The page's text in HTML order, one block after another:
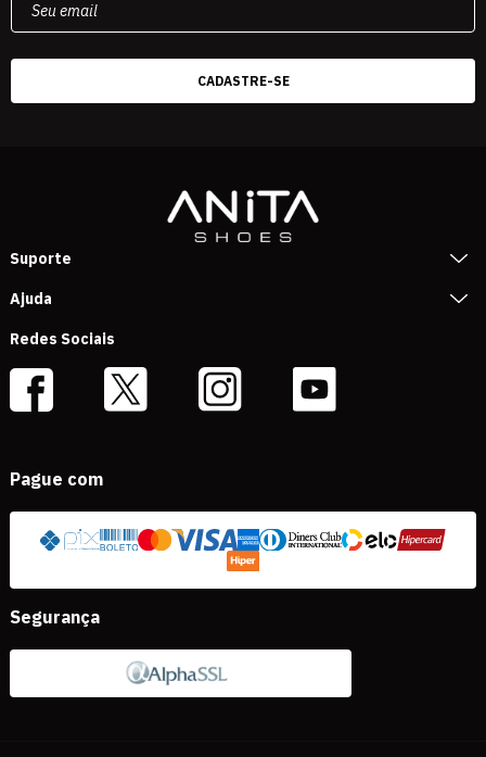
Suporte
Ajuda
Redes Sociais
Pague com
Segurança